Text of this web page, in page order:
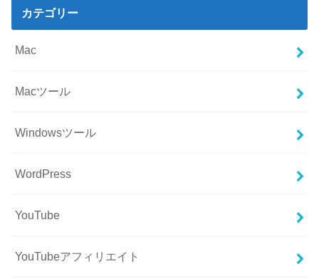
カテゴリー
Mac
Macツール
Windowsツール
WordPress
YouTube
YouTubeアフィリエイト